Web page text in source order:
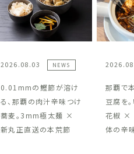
2026.08.03 NEWS
0.01mmの鰹節が溶け
る、那覇の肉汁辛味つけ
蕎麦。3mm極太麺 ×
新丸正直送の本荒節
那覇で
豆腐を
花椒 ×
体の辛